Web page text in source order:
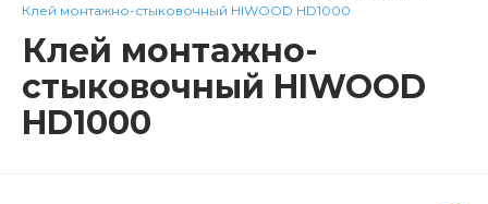
Клей монтажно-стыковочный HIWOOD HD1000
Клей монтажно-
стыковочный HIWOOD
HD1000